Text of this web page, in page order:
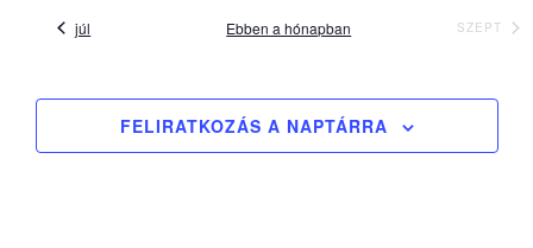
júl Ebben a hónapban SZEPT
FELIRATKOZÁS A NAPTÁRRA